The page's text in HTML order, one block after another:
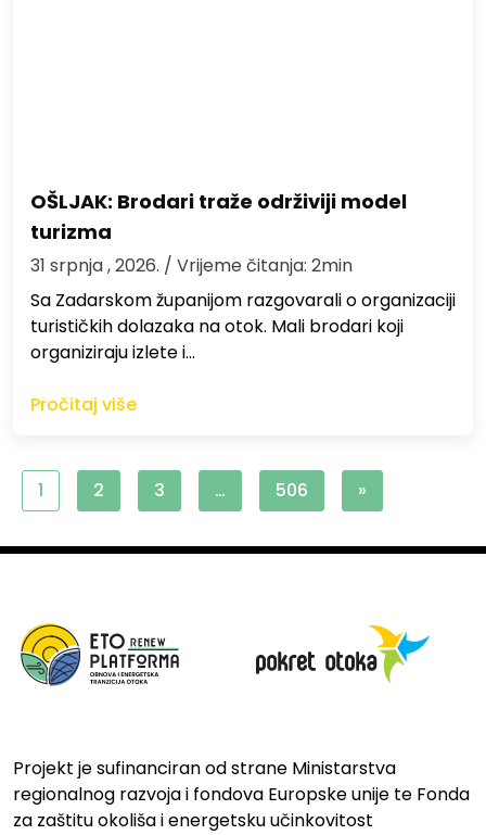
OŠLJAK: Brodari traže održiviji model
turizma
31 srpnja , 2026. / Vrijeme čitanja: 2min
Sa Zadarskom županijom razgovarali o organizaciji
turističkih dolazaka na otok. Mali brodari koji
organiziraju izlete i…
Pročitaj više
1 2 3 … 506 »
Projekt je sufinanciran od strane Ministarstva
regionalnog razvoja i fondova Europske unije te Fonda
za zaštitu okoliša i energetsku učinkovitost